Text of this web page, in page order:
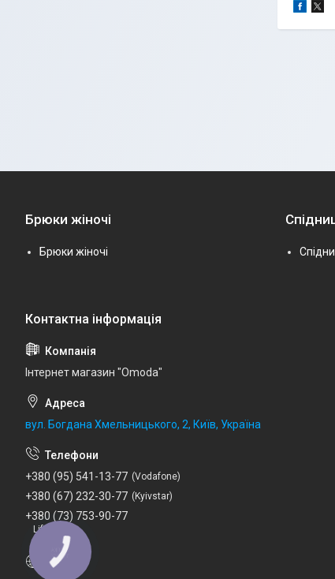
Брюки жіночі
Брюки жіночі
Інтернет магазин "Omoda"
вул. Богдана Хмельницького, 2, Київ, Україна
+380 (95) 541-13-77 Vodafone
+380 (67) 232-30-77 Kyivstar
+380 (73) 753-90-77
Lifecell